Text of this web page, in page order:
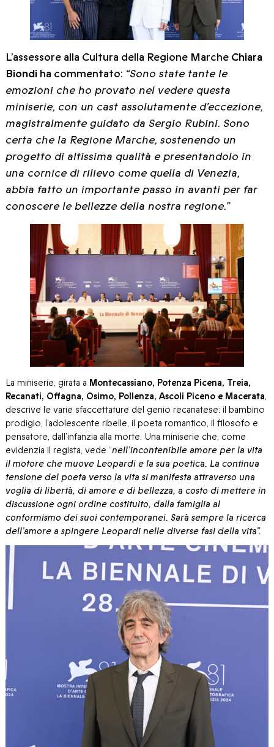
L’assessore alla Cultura della Regione Marche Chiara
Biondi ha commentato: “Sono state tante le
emozioni che ho provato nel vedere questa
miniserie, con un cast assolutamente d’eccezione,
magistralmente guidato da Sergio Rubini. Sono
certa che la Regione Marche, sostenendo un
progetto di altissima qualità e presentandolo in
una cornice di rilievo come quella di Venezia,
abbia fatto un importante passo in avanti per far
conoscere le bellezze della nostra regione.”
La miniserie, girata a Montecassiano, Potenza Picena, Treia,
Recanati, Offagna, Osimo, Pollenza, Ascoli Piceno e Macerata,
descrive le varie sfaccettature del genio recanatese: il bambino
prodigio, l’adolescente ribelle, il poeta romantico, il filosofo e
pensatore, dall’infanzia alla morte. Una miniserie che, come
evidenzia il regista, vede “nell’incontenibile amore per la vita
il motore che muove Leopardi e la sua poetica. La continua
tensione del poeta verso la vita si manifesta attraverso una
voglia di libertà, di amore e di bellezza, a costo di mettere in
discussione ogni ordine costituito, dalla famiglia al
conformismo dei suoi contemporanei. Sarà sempre la ricerca
dell’amore a spingere Leopardi nelle diverse fasi della vita”.